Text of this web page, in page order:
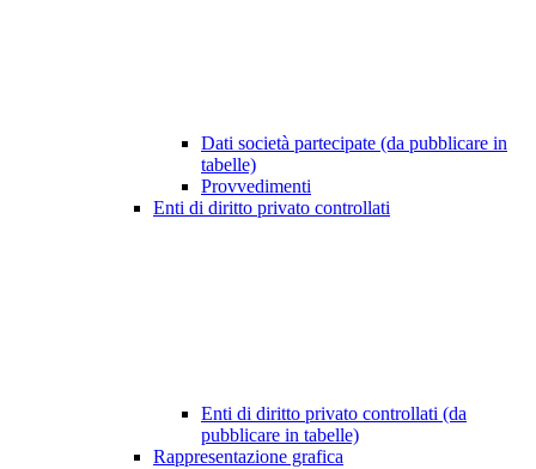
Dati società partecipate (da pubblicare in
tabelle)
Provvedimenti
Enti di diritto privato controllati
Enti di diritto privato controllati (da
pubblicare in tabelle)
Rappresentazione grafica